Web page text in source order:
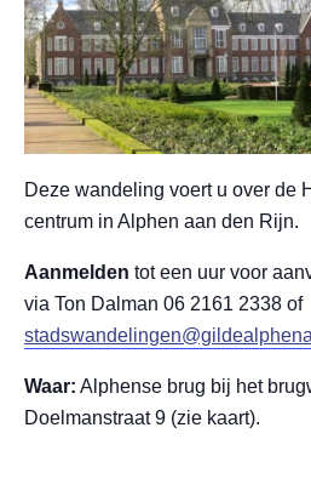
Deze wandeling voert u over de
centrum in Alphen aan den Rijn.
Aanmelden tot een uur voor
via Ton Dalman 06 2161 2338 of
Waar: Alphense brug bij het
Doelmanstraat 9 (zie kaart).